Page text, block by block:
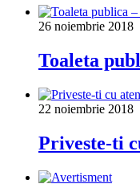
26 noiembrie 2018
Toaleta
22 noiembrie 2018
Priveste-ti